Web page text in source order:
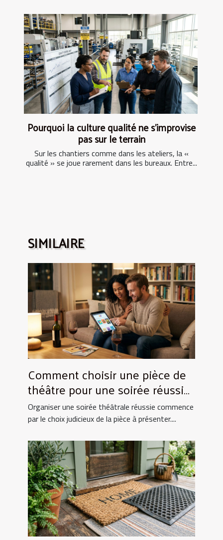
Pourquoi la culture qualité ne s’improvise
pas sur le terrain
Sur les chantiers comme dans les ateliers, la «
qualité » se joue rarement dans les bureaux. Entre...
SIMILAIRE
Comment choisir une pièce de
théâtre pour une soirée réussie
?
Organiser une soirée théâtrale réussie commence
par le choix judicieux de la pièce à présenter....